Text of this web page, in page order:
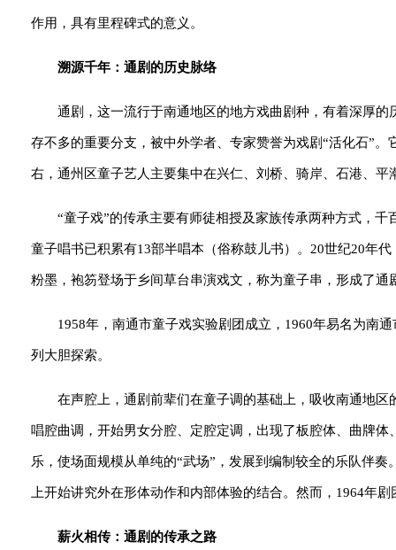
作用，具有里程碑式的意义。
溯源千年：通剧的历史脉络
通剧，这一流行于南通地区的地方戏曲剧种，有着深厚
存不多的重要分支，被中外学者、专家赞誉为戏剧“活化石”
右，通州区童子艺人主要集中在兴仁、刘桥、骑岸、石港、平
“童子戏”的传承主要有师徒相授及家族传承两种方式，
童子唱书已积累有13部半唱本（俗称鼓儿书）。20世纪20年
粉墨，袍笏登场于乡间草台串演戏文，称为童子串，形成了通
1958年，南通市童子戏实验剧团成立，1960年易名为南
列大胆探索。
在声腔上，通剧前辈们在童子调的基础上，吸收南通地
唱腔曲调，开始男女分腔、定腔定调，出现了板腔体、曲牌
乐，使场面规模从单纯的“武场”，发展到编制较全的乐队伴
上开始讲究外在形体动作和内部体验的结合。然而，1964年
薪火相传：通剧的传承之路